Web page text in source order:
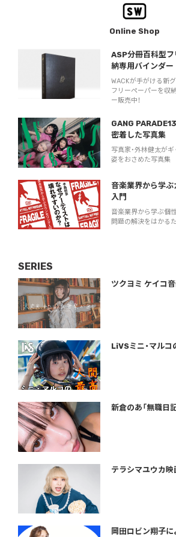
Online Shop
ASP分冊百科型
納専用バインダー
WACKが手がける新
フリーペーパーを収
ー販売中！
GANG
密着した写真集
写真家・外林健太が
姿をおさめた写真集
音楽業界から学
入門
音楽業界から学ぶ個
問題の解決をはかる
SERIES
ツクヨミ ケイコ
LiVSミニ・マルコ
新倉のあ「無職日記
テラシマユウカ映
岡田ロビン翔子